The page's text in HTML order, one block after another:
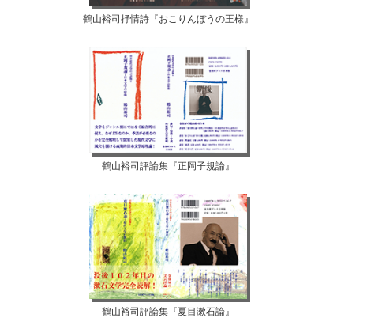
鶴山裕司抒情詩『おこりんぼうの王様』
鶴山裕司評論集『正岡子規論』
鶴山裕司評論集『夏目漱石論』